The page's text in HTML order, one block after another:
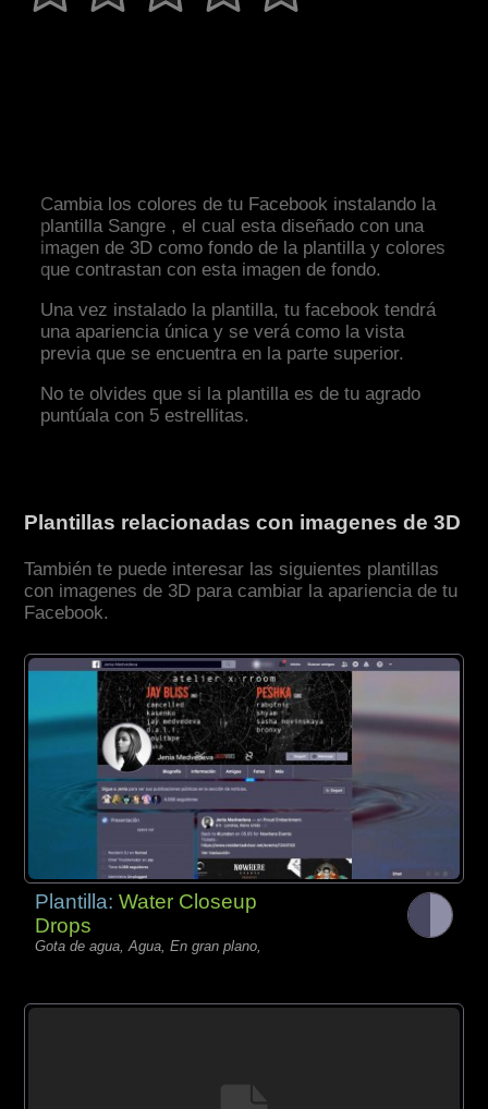
Cambia los colores de tu Facebook instalando la
plantilla Sangre , el cual esta diseñado con una
imagen de 3D como fondo de la plantilla y colores
que contrastan con esta imagen de fondo.
Una vez instalado la plantilla, tu facebook tendrá
una apariencia única y se verá como la vista
previa que se encuentra en la parte superior.
No te olvides que si la plantilla es de tu agrado
puntúala con 5 estrellitas.
Plantillas relacionadas con imagenes de 3D
También te puede interesar las siguientes plantillas
con imagenes de 3D para cambiar la apariencia de tu
Facebook.
Plantilla:Water Closeup
Drops
Gota de agua, Agua, En gran plano,